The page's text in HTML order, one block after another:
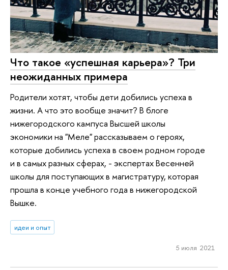
Что такое «успешная карьера»? Три
неожиданных примера
Родители хотят, чтобы дети добились успеха в
жизни. А что это вообще значит? В блоге
нижегородского кампуса Высшей школы
экономики на "Меле" рассказываем о героях,
которые добились успеха в своем родном городе
и в самых разных сферах, - экспертах Весенней
школы для поступающих в магистратуру, которая
прошла в конце учебного года в нижегородской
Вышке.
идеи и опыт
5 июля 2021